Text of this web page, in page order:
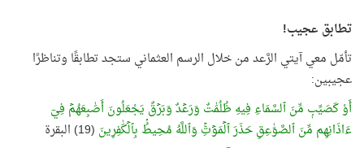
تطابق عجيب!
تأمّل معي آيتي الرَّعد من خلال الرسم العثماني ستجد تطابقًا وتناظرًا
عجيبين:
أَوْ كَصَيِّبٖ مِّنَ ٱلسَّمَاءِ فِيهِ ظُلُمَٰتٌ وَرَعۡدٌ وَبَرۡقٌ يَجْعَلُونَ أَصَٰبِعَهُمۡ فِيٓ
ءَاذَانِهِم مِّنَ ٱلصَّوَٰعِقِ حَذَرَ ٱلۡمَوۡتِۚ وَٱللَّهُ مُحِيطُۢ بِٱلۡكَٰفِرِينَ (19) البقرة